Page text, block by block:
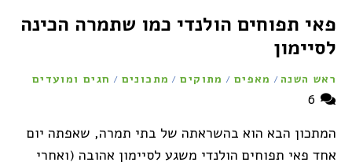
פאי תפוחים הולנדי כמו שתמרה הכינה
לסיימון
ראש השנה / מאפים / מתוקים / מתכונים / חגים ומועדים
המתכון הבא הוא בהשראתה של בתי תמרה, שאפתה יום
אחד פאי תפוחים הולנדי משגע לסיימון אהובה (ואחרי